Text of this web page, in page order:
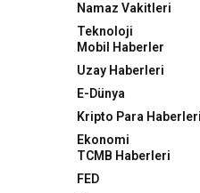
Namaz Vakitleri
Teknoloji
Mobil Haberler
Uzay Haberleri
E-Dünya
Kripto Para Haberleri
Ekonomi
TCMB Haberleri
FED